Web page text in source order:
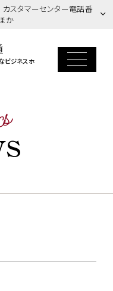
カスタマーセンター電話番
か
ビジネスホ